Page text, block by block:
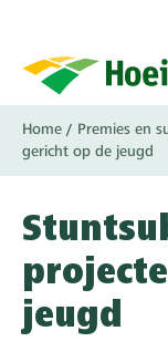
naar
inhoud
gaan
Kruimelpad
Home Premies en
gericht op de jeugd
jeugd